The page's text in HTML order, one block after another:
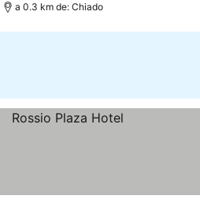
a 0.3 km de: Chiado